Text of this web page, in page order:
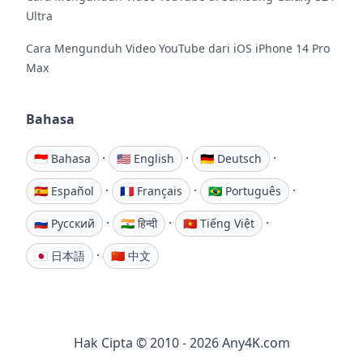
Ultra
Cara Mengunduh Video YouTube dari iOS iPhone 14 Pro
Max
Bahasa
🇮🇩 Bahasa · 🇺🇸 English · 🇩🇪 Deutsch ·
🇪🇸 Español · 🇫🇷 Français · 🇧🇷 Português ·
🇷🇺 Русский · 🇮🇳 हिन्दी · 🇻🇳 Tiếng Việt ·
🇯🇵 日本語 · 🇨🇳 中文
Hak Cipta © 2010 - 2026 Any4K.com